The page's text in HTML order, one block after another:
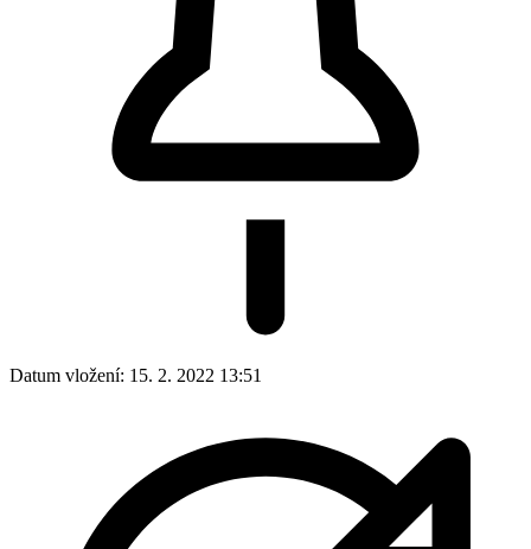
Datum vložení: 15. 2. 2022 13:51